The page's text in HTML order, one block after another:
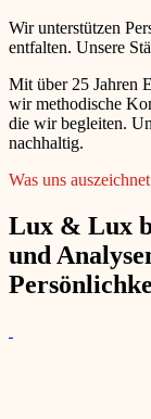
Wir unterstützen
entfalten. Unsere
Mit über 25 Jahren
wir methodische
die wir begleiten.
nachhaltig.
Was uns auszeichnet
Lux & Lux
und